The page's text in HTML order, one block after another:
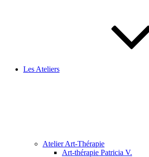
Les Ateliers
Atelier Art-Thérapie
Art-thérapie Patricia V.